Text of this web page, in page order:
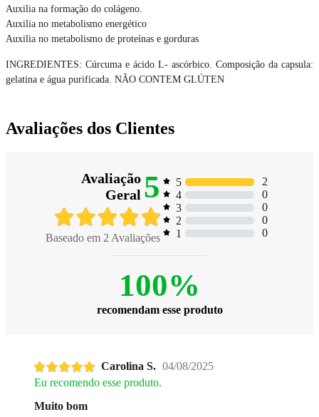
Auxilia na formação do colágeno.
Auxilia no metabolismo energético
Auxilia no metabolismo de proteínas e gorduras
INGREDIENTES: Cúrcuma e ácido L- ascórbico. Composição da capsula:
gelatina e água purificada. NÃO CONTEM GLÚTEN
Avaliações dos Clientes
Avaliação
Geral 5
Baseado em 2 Avaliações
5
2
4
0
3
0
2
0
1
0
100%
recomendam esse produto
Carolina S. 04/08/2025
Eu recomendo esse produto.
Muito bom